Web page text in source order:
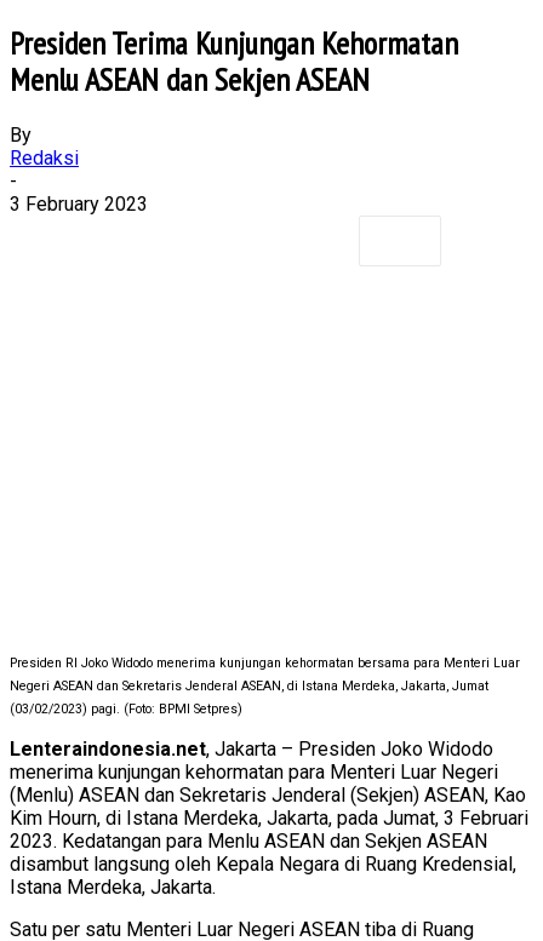
Presiden Terima Kunjungan Kehormatan
Menlu ASEAN dan Sekjen ASEAN
By
Redaksi
-
3 February 2023
Presiden RI Joko Widodo menerima kunjungan kehormatan bersama para Menteri Luar
Negeri ASEAN dan Sekretaris Jenderal ASEAN, di Istana Merdeka, Jakarta, Jumat
(03/02/2023) pagi. (Foto: BPMI Setpres)
Lenteraindonesia.net, Jakarta – Presiden Joko Widodo
menerima kunjungan kehormatan para Menteri Luar Negeri
(Menlu) ASEAN dan Sekretaris Jenderal (Sekjen) ASEAN, Kao
Kim Hourn, di Istana Merdeka, Jakarta, pada Jumat, 3 Februari
2023. Kedatangan para Menlu ASEAN dan Sekjen ASEAN
disambut langsung oleh Kepala Negara di Ruang Kredensial,
Istana Merdeka, Jakarta.
Satu per satu Menteri Luar Negeri ASEAN tiba di Ruang